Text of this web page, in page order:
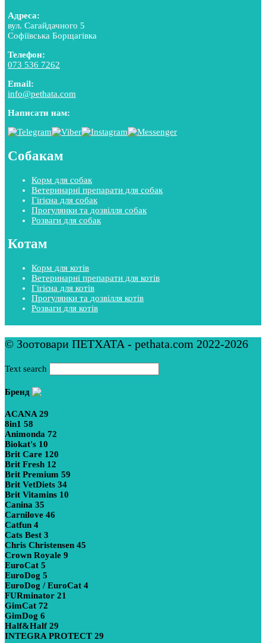
Адреса:
вул. Сагайдачного 5
Софіївська Борщагівка
Телефон:
073 536 7262
Email:
info@pethata.com
Написати нам:
Собакам
Корм для собак
Ветеринарні препарати для собак
Гігієна для собак
Прогулянки та дозвілля собак
Розваги для собак
Котам
Корм для котів
Ветеринарні препарати для котів
Гігієна для котів
Прогулянки та дозвілля котів
Розваги для котів
© Зоотовари ПЕТХАТА - pethata.com 2022-2026
Text search
Бренд
ACANA 29
8in1 58
Animonda 72
Biokat's 10
Brit Care 120
Brit Fresh 12
Brit Premium 59
Brit VetDiets 34
Brit Vitamins 10
Canina 35
Carnilove 46
Catfun 4
Cats Best 3
Chris Christensen 45
Crown Royale 9
EuroCat 5
EuroDog 5
EuroDog / EuroCat 4
FURminator 21
GimCat 72
GimDog 6
Half&Half 29
INTEGRA PROTECT 29